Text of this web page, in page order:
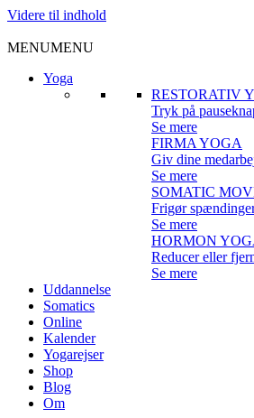
Videre til indhold
MENUMENU
Yoga
RESTORATIV
Tryk på
Se mere
FIRMA YOGA
Giv dine
Se mere
SOMATIC
Frigør
Se mere
HORMON
Reducer eller
Se mere
Uddannelse
Somatics
Online
Kalender
Yogarejser
Shop
Blog
Om